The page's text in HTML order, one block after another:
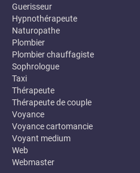
Guerisseur
Hypnothérapeute
Naturopathe
Plombier
Plombier chauffagiste
Sophrologue
Taxi
Thérapeute
Thérapeute de couple
Voyance
Voyance cartomancie
Voyant medium
Web
Webmaster